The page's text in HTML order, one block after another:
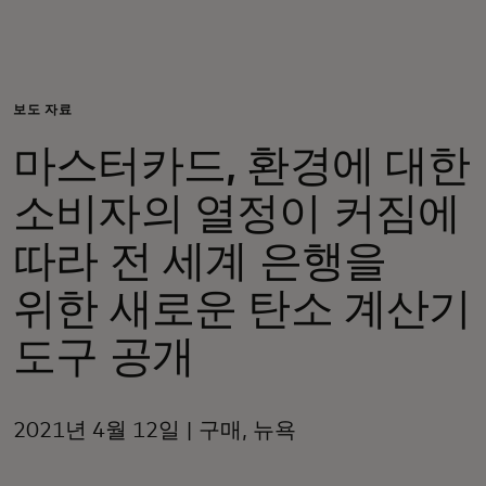
비즈니스 고객
모두를 위한 가치
이노베이터
뉴스 & 인사이트
보도 자료
마스터카드, 환경에 대한
소비자의 열정이 커짐에
따라 전 세계 은행을
위한 새로운 탄소 계산기
도구 공개
2021년 4월 12일 | 구매, 뉴욕